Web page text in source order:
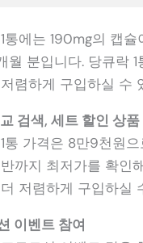
통에는 190mg의 캡
월 분입니다. 당큐락
렴하게 구입하실 수
검색, 세트 할인 상품
통 가격은 8만9천원
까지 최저가를 확인
저렴하게 구입하실
이벤트 참여